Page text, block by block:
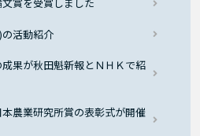
活動紹介
果が秋田魁新報とＮＨＫで紹
農業研究所賞の表彰式が開催